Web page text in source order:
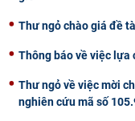
Thư ngỏ chào giá đề
Thông báo về việc lựa
Thư ngỏ về việc mời
nghiên cứu mã số